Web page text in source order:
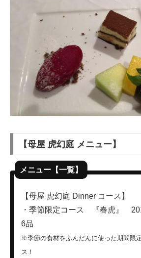
【母屋 虎幻庭 メニュー】
メニュー【一覧】
【母屋 虎幻庭 Dinner コース】
・季節限定コース 『春虎』
6品
※季節の食材をふんだんに使った期間限
ス！